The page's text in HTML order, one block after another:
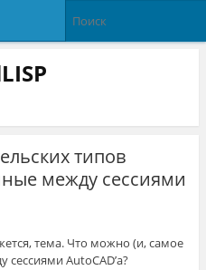
типов
между сессиями
тема. Что можно (и, самое
AutoCAD’a?